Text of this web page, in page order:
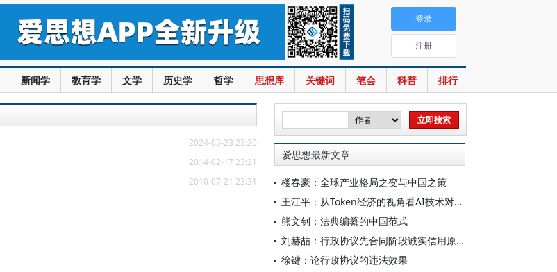
新闻学 教育学 文学 历史学 哲学 思想库 关键词 笔会 科普 排行
登录
注册
2024-05-23 23:20
2014-02-17 23:21
2010-07-21 23:31
爱思想最新文章
楼春豪：全球产业格局之变与中国之策
王江平：从Token经济的视角看AI技术对宏观经济的影响
熊文钊：法典编纂的中国范式
刘赫喆：行政协议先合同阶段诚实信用原则的适用
徐键：论行政协议的违法效果